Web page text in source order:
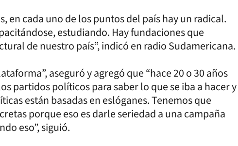
en cada uno de los puntos del país hay un radical.
estudiando. Hay fundaciones que
de nuestro país”, indicó en radio Sudamericana.
aseguró y agregó que “hace 20 o 30 años
partidos políticos para saber lo que se iba a hacer y
están basadas en eslóganes. Tenemos que
porque eso es darle seriedad a una campaña
eso”, siguió.